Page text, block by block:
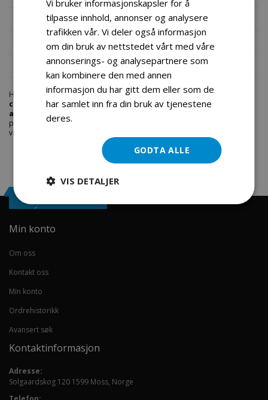
Mer informasjon
Produktomtaler
Fil vedlegg
Hos engrosservice.no får du kjøptbeskyttelsespakke for atv og
cross
til markedets beste priser. Bestill enbeskyttelsespakke-for-
atv-og-cross.html
produkter innen: Hjem, sport og fritids segmentet. Velkommen skal du
være.
Engrosservice.no
Min konto
Om oss
Kontakt oss
Min konto
Ordrehistorikk
Avansert søk
Kontaktinformasjon
Adresse:
Solgaardskog 120 1599 Moss, Norge
Vi bruker informasjonskapsler for å
tilpasse innhold, annonser og analysere
trafikken vår. Vi deler også informasjon
om din bruk av nettstedet vårt med våre
annonserings- og analysepartnere som
kan kombinere den med annen
informasjon du har gitt dem eller som de
har samlet inn fra din bruk av tjenestene
deres.
GODTA ALLE
VIS DETALJER